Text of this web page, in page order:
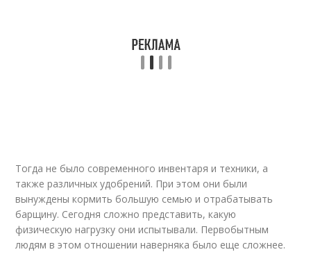
Тогда не было современного инвентаря и техники, а
также различных удобрений. При этом они были
вынуждены кормить большую семью и отрабатывать
барщину. Сегодня сложно представить, какую
физическую нагрузку они испытывали. Первобытным
людям в этом отношении наверняка было еще сложнее.